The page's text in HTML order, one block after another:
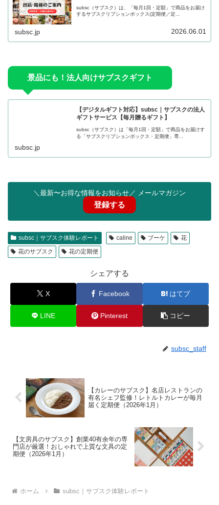
subsc（サブスク）は、「毎月1回・定額」で商品をお届け
するサブスクリプションボックス(定期便／定...
subsc.jp 2026.06.01
景品にも！法人向けサブスクギフト
【デジタルギフト対応】subsc｜サブスクの法人
ギフトサービス【毎月贈るギフト】
subsc（サブスク）は「毎月1回・定額」で商品をお届けす
る「サブスクリプションボックス・定期便」専...
subsc.jp
＼最新〜お得な情報をお知らせ／ メールマガジン
登録する
subsc｜サブスク体験レポート caline ブーケ
花
花のサブスク
花の定期便
シェアする
X Facebook はてブ
LINE Pinterest コピー
subsc_staff
【カレーのサブスク】名店レストランの
有名シェフ監修！レトルトカレーが毎月
届く定期便（2026年1月）
【文房具のサブスク】創業40有余年の専
門店が厳選！おしゃれで上質な文具の定
期便（2026年1月）
ホーム subsc｜サブスク体験レポート